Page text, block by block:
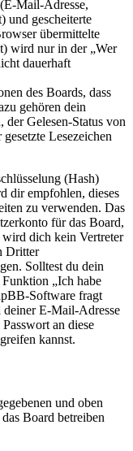
Mail-Adresse,
und gescheiterte
übermittelte
wird nur in der „Wer
dauerhaft
des Boards, dass
gehören dein
Gelesen-Status von
Lesezeichen
(Hash)
dir empfohlen, dieses
zu verwenden. Das
für das Board,
wird dich kein Vertreter
Dritter
Solltest du dein
Funktion „Ich habe
Software fragt
deiner E-Mail-Adresse
an diese
kannst.
und oben
Board betreiben